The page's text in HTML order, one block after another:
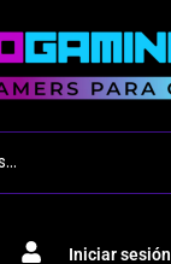
Iniciar sesión